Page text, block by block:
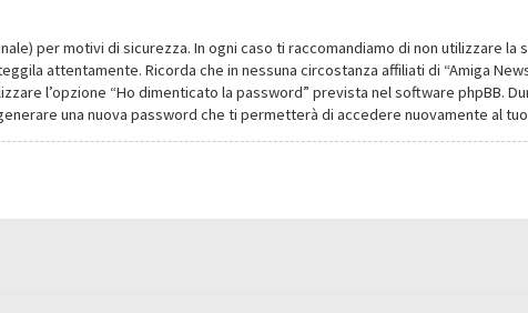
per motivi di sicurezza. In ogni caso ti raccomandiamo di non utilizzare
attentamente. Ricorda che in nessuna circostanza affiliati di “Amiga
l’opzione “Ho dimenticato la password” prevista nel software phpBB.
una nuova password che ti permetterà di accedere nuovamente al